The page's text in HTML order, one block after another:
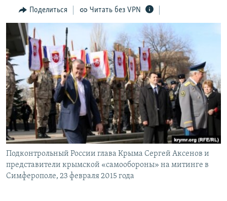
поискуИНФОГРАФИКА
ТЕЛЕПРОЕКТ КРЫМ.РЕАЛИИ
СОВЕТЫ ПРАВОЗАЩИТНИКОВ
ПРОПАВШИЕ БЕЗ ВЕСТИ
ПОБЕДИТЕЛЕЙ НЕ СУДЯТ?
КРЫМ.НЕПОКОРЕННЫЙ
ELIFBE
УКРАИНСКАЯ ПРОБЛЕМА КРЫМА
КАК ОБОЙТИ БЛОКИРОВКУ
Українською
Qırımtatar
ПРИСОЕДИНЯЙТЕСЬ!
Все сайты RFE/RL
Поделиться Читать без VPN
Подконтрольный России глава Крыма Сергей Аксенов и
представители крымской «самообороны» на митинге в
Симферополе, 23 февраля 2015 года